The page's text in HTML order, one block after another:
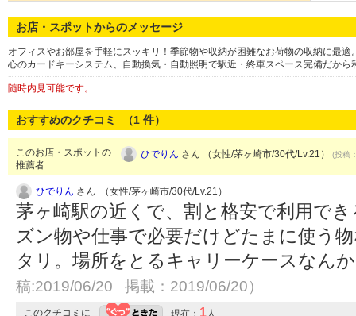
お店・スポットからのメッセージ
オフィスやお部屋を手軽にスッキリ！季節物や収納が困難なお荷物の収納に最
心のカードキーシステム、自動換気・自動照明で駅近・終車スペース完備だか
随時内見可能です。
おすすめのクチコミ （1 件）
このお店・スポットの
推薦者
ひでりん さん （女性/茅ヶ崎市/30代/Lv.21） (投稿
ひでりん さん （女性/茅ヶ崎市/30代/Lv.21）
茅ヶ崎駅の近くで、割と格安で利用で
ズン物や仕事で必要だけどたまに使う
タリ。場所をとるキャリーケースなん
稿:2019/06/20 掲載：2019/06/20）
このクチコミに 現在： 1人